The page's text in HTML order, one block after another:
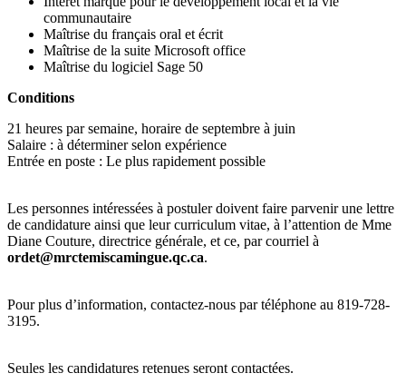
communautaire
Maîtrise du français oral et écrit
Maîtrise de la suite Microsoft office
Maîtrise du logiciel Sage 50
Conditions
21 heures par semaine, horaire de septembre à juin
Salaire : à déterminer selon expérience
Entrée en poste : Le plus rapidement possible
Les personnes intéressées à postuler doivent faire parvenir une lettre
de candidature ainsi que leur curriculum vitae, à l’attention de Mme
Diane Couture, directrice générale, et ce, par courriel à
ordet@mrctemiscamingue.qc.ca.
Pour plus d’information, contactez-nous par téléphone au 819-728-
3195.
Seules les candidatures retenues seront contactées.